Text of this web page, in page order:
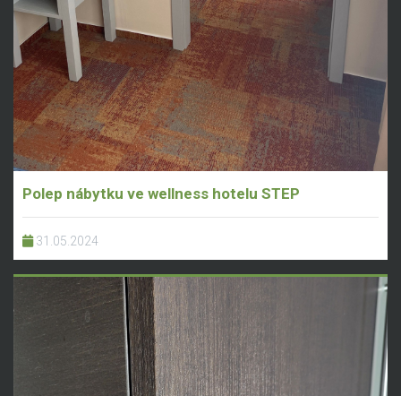
Polep nábytku ve wellness hotelu STEP
31.05.2024